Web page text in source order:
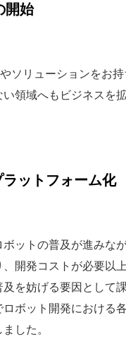
開始
ソリューションをお持
領域へもビジネスを
ットフォーム化
ットの普及が進みな
開発コストが必要以
を妨げる要因として
ボット開発における
した。